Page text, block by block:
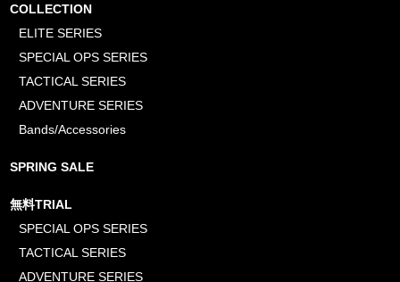
COLLECTION
ELITE SERIES
SPECIAL OPS SERIES
TACTICAL SERIES
ADVENTURE SERIES
Bands/Accessories
SPRING SALE
無料TRIAL
SPECIAL OPS SERIES
TACTICAL SERIES
ADVENTURE SERIES